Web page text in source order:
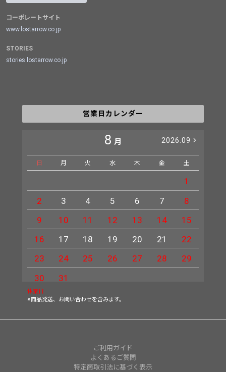
コーポレートサイト
www.lostarrow.co.jp
STORIES
stories.lostarrow.co.jp
営業日カレンダー
8 月 2026.09
日 月 火 水 木 金 土
1
2
3 4 5 6 7
8
9
10 11 12 13 14
15
16
17 18 19 20 21
22
23
24 25 26 27 28
29
30
31
休業日
※商品発送、お問い合わせを含みます。
ご利用ガイド
よくあるご質問
特定商取引法に基づく表示